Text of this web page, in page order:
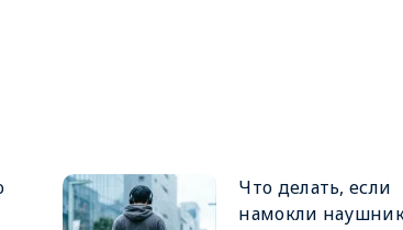
Что делать, если
намокли